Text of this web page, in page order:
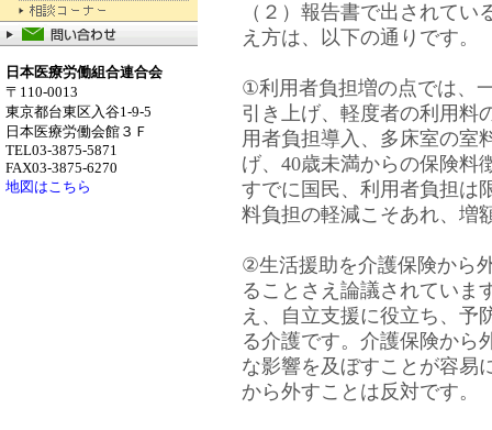
日本医療労働組合連合会
〒110-0013
東京都台東区入谷1-9-5
日本医療労働会館３Ｆ
TEL03-3875-5871
FAX03-3875-6270
地図はこちら
（２）報告書で出されて
え方は、以下の通りです。
①利用者負担増の点では、
引き上げ、軽度者の利用料
用者負担導入、多床室の室
げ、40歳未満からの保険料
すでに国民、利用者負担は
料負担の軽減こそあれ、増
②生活援助を介護保険から
ることさえ論議されていま
え、自立支援に役立ち、予
る介護です。介護保険から
な影響を及ぼすことが容易
から外すことは反対です。